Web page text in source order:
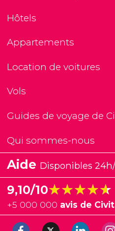
Hôtels
Appartements
Location de voitures
Vols
Guides de voyage de
Qui sommes-nous
Aide Disponibles
9,10/10★★★★★
★★★★★
+5 000 000 avis de